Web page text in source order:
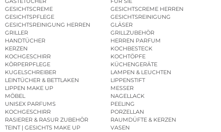
GESICHTSCREME
GESICHTSCREME HERREN
GESICHTSPFLEGE
GESICHTSREINIGUNG
GESICHTSREINIGUNG HERREN
GLÄSER
GRILLER
GRILLZUBEHÖR
HANDTÜCHER
HERREN PARFUM
KERZEN
KOCHBESTECK
KOCHGESCHIRR
KOCHTÖPFE
KÖRPERPFLEGE
KÜCHENGERÄTE
KUGELSCHREIBER
LAMPEN & LEUCHTEN
LEINTÜCHER & BETTLAKEN
LIPPENSTIFT
LIPPEN MAKE UP
MESSER
MÖBEL
NAGELLACK
UNISEX PARFUMS
PEELING
KOCHGESCHIRR
PORZELLAN
RASIERER & RASUR ZUBEHÖR
RAUMDÜFTE & KERZEN
TEINT | GESICHTS MAKE UP
VASEN